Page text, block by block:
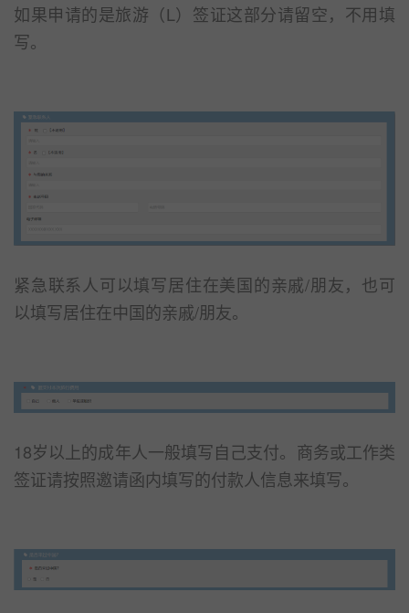
如果申请的是旅游（L）签证这部分请留空，不用填
写。
紧急联系人可以填写居住在美国的亲戚/朋友，也可
以填写居住在中国的亲戚/朋友。
18岁以上的成年人一般填写自己支付。商务或工作类
签证请按照邀请函内填写的付款人信息来填写。